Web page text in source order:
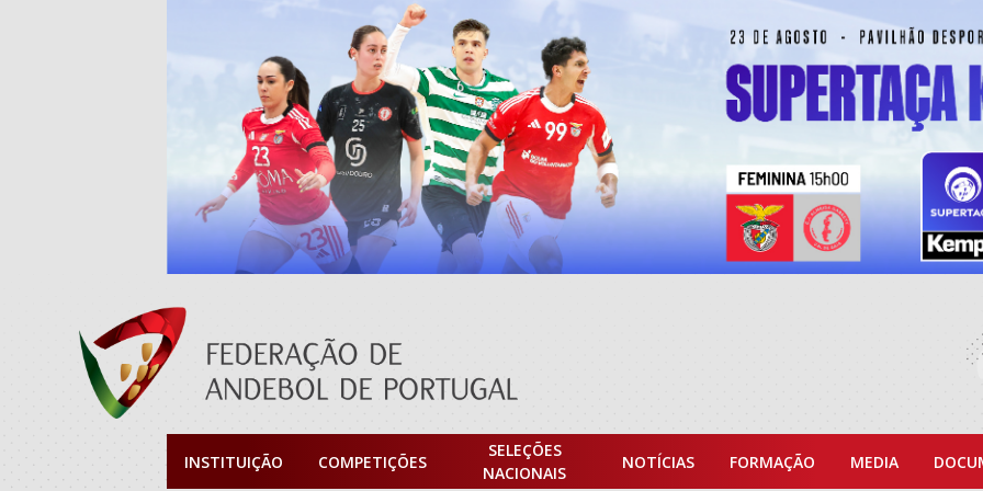
INSTITUIÇÃO COMPETIÇÕES
SELEÇÕES
NACIONAIS
NOTÍCIAS FORMAÇÃO MEDIA